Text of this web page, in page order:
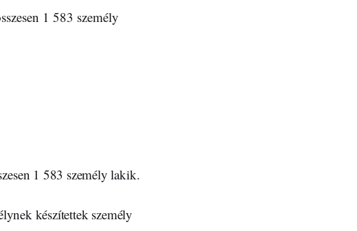
1 583 személy
1 583 személy lakik.
készítettek személy